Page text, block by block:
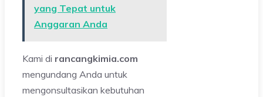
yang Tepat untuk
Anggaran Anda
Kami di rancangkimia.com
mengundang Anda untuk
mengonsultasikan kebutuhan